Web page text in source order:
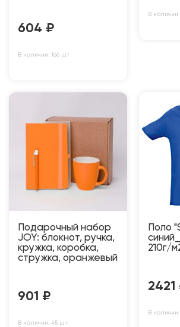
604 ₽
В наличии: 166 шт
В
Подарочный набор
JOY: блокнот, ручка,
кружка, коробка,
стружка, оранжевый
901 ₽
В наличии: 45 шт
Поло
210г/
2421
В